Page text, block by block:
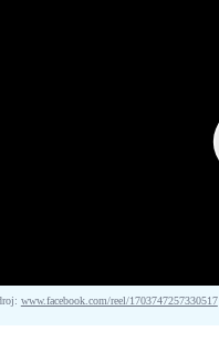
www.facebook.com/reel/1703747257330517